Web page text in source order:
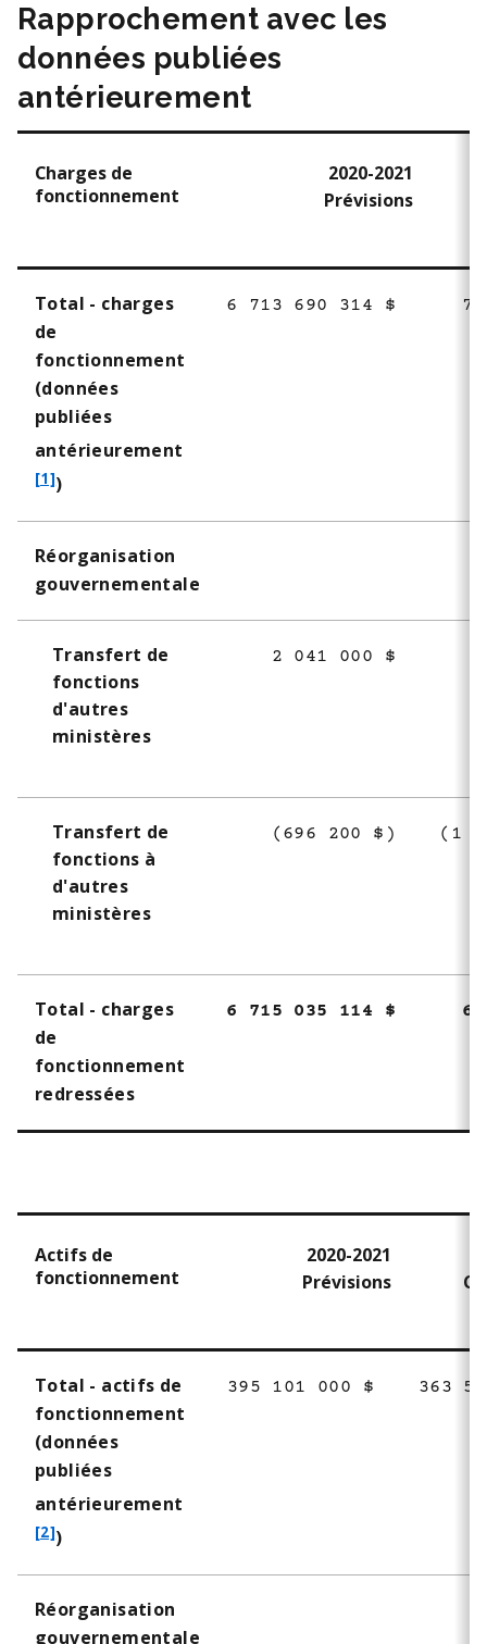
Rapprochement avec les
données publiées
antérieurement
Charges de
fonctionnement
2020-2021
Prévisions
Total - charges
de
fonctionnement
(données
publiées
antérieurement
o
[1] )
6 713 690 314 $ 7
Réorganisation
gouvernementale
Transfert de
fonctions
d'autres
ministères
2 041 000 $
Transfert de
fonctions à
d'autres
ministères
(696 200 $) (1
Total - charges
de
fonctionnement
redressées
6 715 035 114 $ 6
Actifs de
fonctionnement
2020-2021
Prévisions
Total - actifs de
fonctionnement
(données
publiées
antérieurement
o
[2] )
395 101 000 $ 363
Réorganisation
gouvernementale